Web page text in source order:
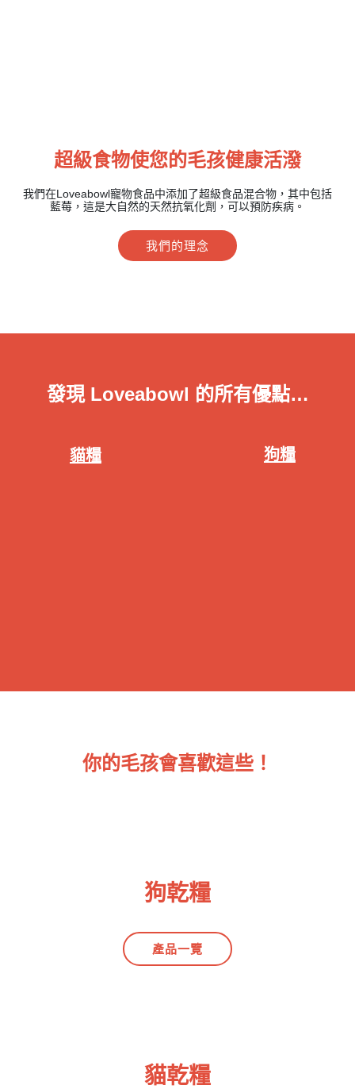
超級食物使您的毛孩健康活潑
我們在Loveabowl寵物食品中添加了超級食品混合物，其中包括
藍莓，這是大自然的天然抗氧化劑，可以預防疾病。
我們的理念
發現 Loveabowl 的所有優點…
貓糧 狗糧
你的毛孩會喜歡這些！
狗乾糧
產品一覽
貓乾糧